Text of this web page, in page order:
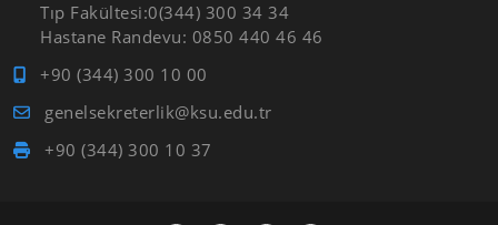
Tıp Fakültesi:0(344) 300 34 34
Hastane Randevu: 0850 440 46 46
+90 (344) 300 10 00
genelsekreterlik@ksu.edu.tr
+90 (344) 300 10 37